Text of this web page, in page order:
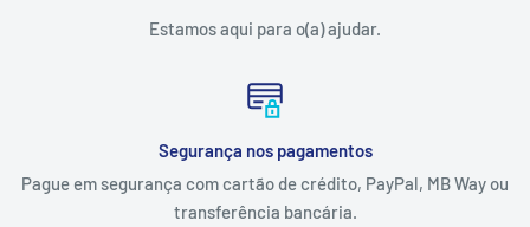
Estamos aqui para o(a) ajudar.
Segurança nos pagamentos
Pague em segurança com cartão de crédito, PayPal, MB Way ou
transferência bancária.